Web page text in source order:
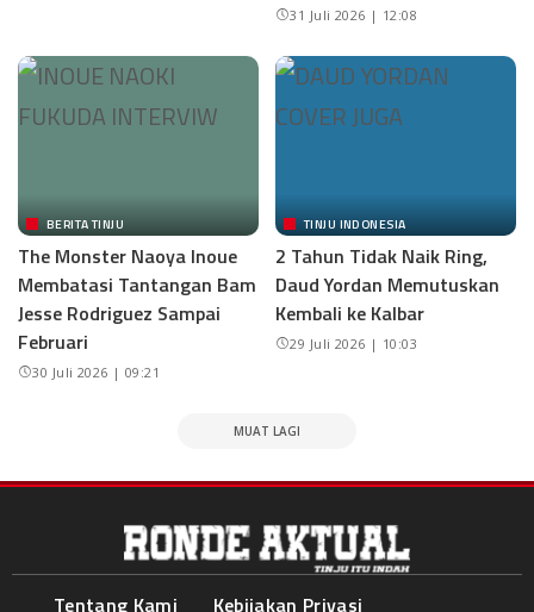
31 Juli 2026 | 12:08
BERITA TINJU
The Monster Naoya Inoue
Membatasi Tantangan Bam
Jesse Rodriguez Sampai
Februari
30 Juli 2026 | 09:21
TINJU INDONESIA
2 Tahun Tidak Naik Ring,
Daud Yordan Memutuskan
Kembali ke Kalbar
29 Juli 2026 | 10:03
MUAT LAGI
Tentang Kami Kebijakan Privasi